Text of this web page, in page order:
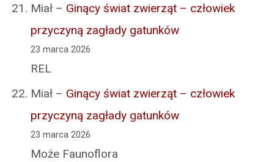
Miał – Ginący świat zwierząt – człowiek
przyczyną zagłady gatunków
23 marca 2026
REL
Miał – Ginący świat zwierząt – człowiek
przyczyną zagłady gatunków
23 marca 2026
Może Faunoflora